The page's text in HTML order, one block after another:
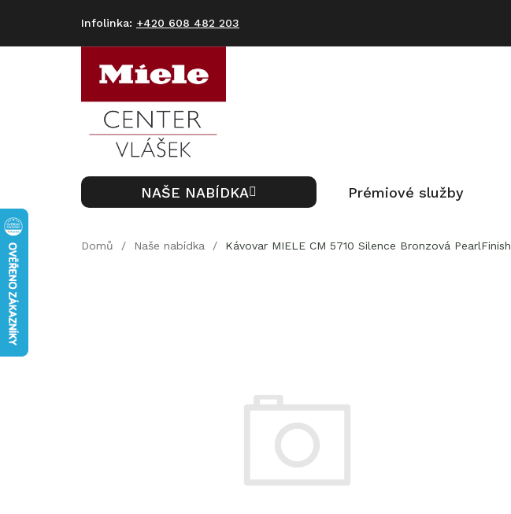
+420 608 482 203
NAŠE NABÍDKA Prémiové služby
Domů / Naše nabídka / Kávovar MIELE CM 5710 Silence Bronzová PearlFinish